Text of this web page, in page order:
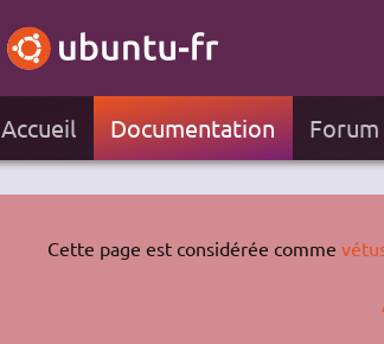
Accueil Documentation Forum
Cette page est considérée comme